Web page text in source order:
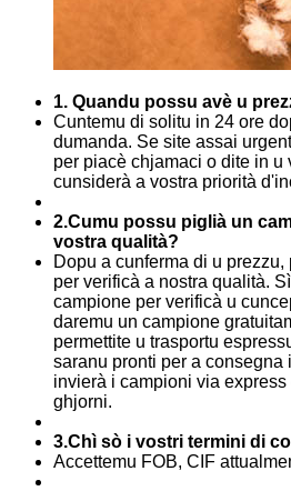
1. Quandu possu avè u
Cuntemu di solitu in 24 ore
dumanda. Se site assai
per piacè chjamaci o dite in u
cunsiderà a vostra priorità
2.Cumu possu piglià un
vostra qualità?
Dopu a cunferma di u
per verificà a nostra qualità.
campione per verificà u
daremu un campione
permettite u trasportu
saranu pronti per a consegna
invierà i campioni via
ghjorni.
3.Chì sò i vostri termini di
Accettemu FOB, CIF